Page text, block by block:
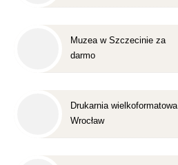
Muzea w Szczecinie za
darmo
Drukarnia wielkoformatowa
Wrocław